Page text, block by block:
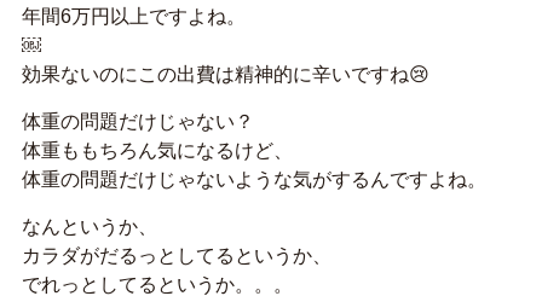
年間6万円以上ですよね。
￼
効果ないのにこの出費は精神的に辛いですね😢
体重の問題だけじゃない？
体重ももちろん気になるけど、
体重の問題だけじゃないような気がするんですよね。
なんというか、
カラダがだるっとしてるというか、
でれっとしてるというか。。。